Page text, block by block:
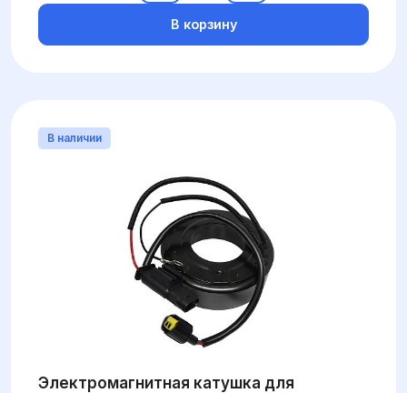
В корзину
В наличии
Электромагнитная катушка для